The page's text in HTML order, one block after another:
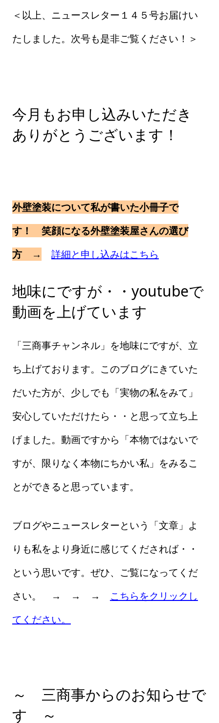
＜以上、ニュースレター１４５号お届けい
たしました。次号も是非ご覧ください！＞
今月もお申し込みいただき
ありがとうございます！
外壁塗装について私が書いた小冊子で
す！ 笑顔になる外壁塗装屋さんの選び
方 →
詳細と申し込みはこちら
地味にですが・・youtubeで
動画を上げています
「三商事チャンネル」を地味にですが、立
ち上げております。このブログにきていた
だいた方が、少しでも「実物の私をみて」
安心していただけたら・・と思って立ち上
げました。動画ですから「本物ではないで
すが、限りなく本物にちかい私」をみるこ
とができると思っています。
ブログやニュースレターという「文章」よ
りも私をより身近に感じてくだされば・・
という思いです。ぜひ、ご覧になってくだ
さい。 → → → こちらをクリックし
てください。
～ 三商事からのお知らせで
す ～